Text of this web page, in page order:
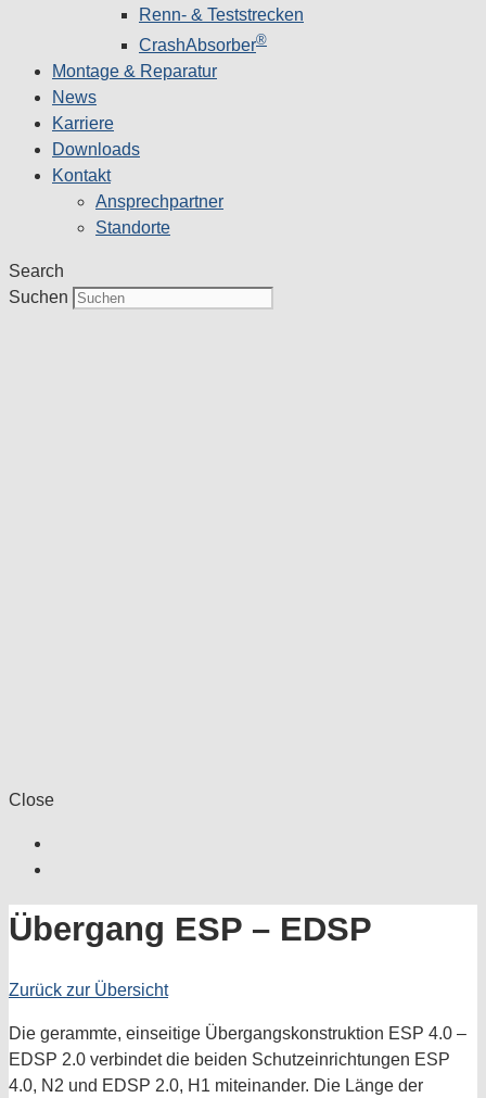
Renn- & Teststrecken
CrashAbsorber®
Montage & Reparatur
News
Karriere
Downloads
Kontakt
Ansprechpartner
Standorte
Search
Suchen
Close
Übergang ESP – EDSP
Zurück zur Übersicht
Die gerammte, einseitige Übergangskonstruktion ESP 4.0 –
EDSP 2.0 verbindet die beiden Schutzeinrichtungen ESP
4.0, N2 und EDSP 2.0, H1 miteinander. Die Länge der